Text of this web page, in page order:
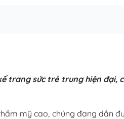
trang sức trẻ trung hiện đại,
mỹ cao, chúng đang dần